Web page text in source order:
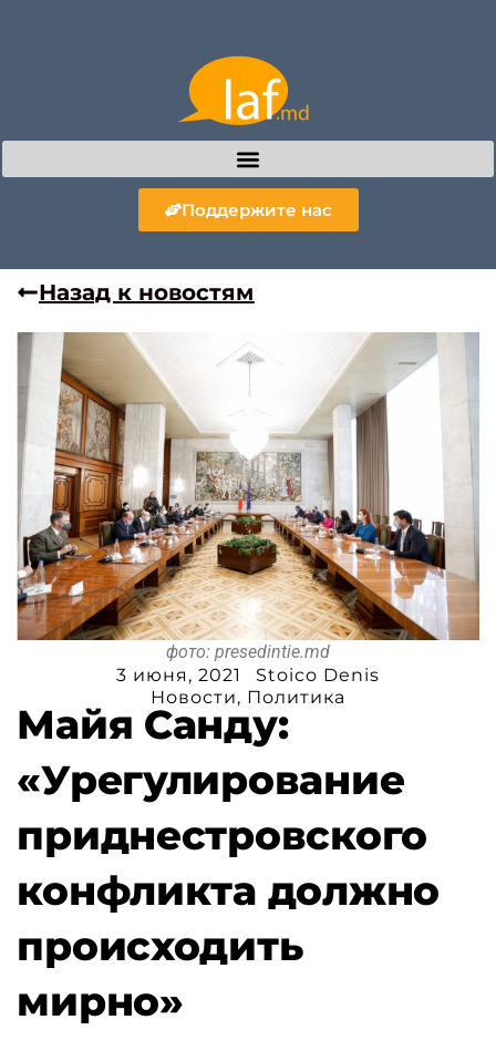
Поддержите нас
Назад к новостям
фото: presedintie.md
3 июня, 2021
Stoico Denis
Новости, Политика
Майя Санду:
«Урегулирование
приднестровского
конфликта должно
происходить
мирно»